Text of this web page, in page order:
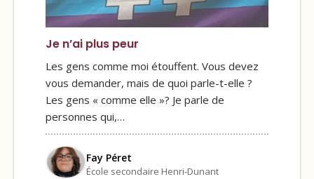
Je n’ai plus peur
Les gens comme moi étouffent. Vous devez
vous demander, mais de quoi parle-t-elle ?
Les gens « comme elle »? Je parle de
personnes qui,…
Fay Péret
École secondaire Henri-Dunant